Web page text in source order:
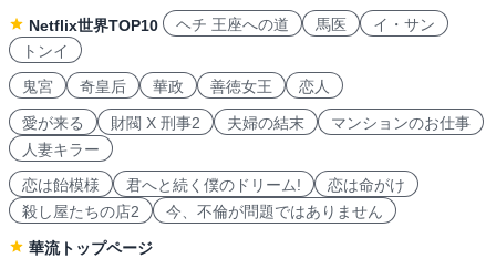
Netflix世界TOP10
ヘチ 王座への道 馬医
イ・サン
トンイ
鬼宮
奇皇后 華政 善徳女王 恋人
愛が来る 財閥 X 刑事2 夫婦の結末
マンションのお仕事
人妻キラー
恋は飴模様
君へと続く僕のドリーム!
恋は命がけ
殺し屋たちの店2
今、不倫が問題ではありません
華流トップページ